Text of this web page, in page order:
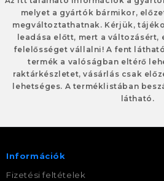
melyet a gyártók bármikor,
megváltoztathatnak. Kérjük,
leadása előtt, mert a
felelősséget vállalni! A fent
termék a valóságban eltérő
raktárkészletet, vásárlás csak
lehetséges. A terméklistában
látható.
Információk
Fizetési feltételek